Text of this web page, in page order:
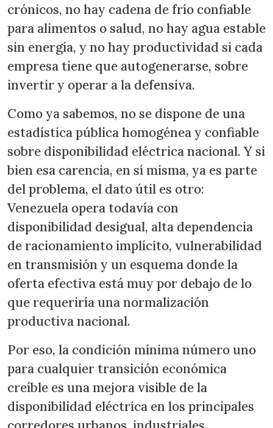
crónicos, no hay cadena de frío confiable
para alimentos o salud, no hay agua estable
sin energía, y no hay productividad si cada
empresa tiene que autogenerarse, sobre
invertir y operar a la defensiva.
Como ya sabemos, no se dispone de una
estadística pública homogénea y confiable
sobre disponibilidad eléctrica nacional. Y si
bien esa carencia, en sí misma, ya es parte
del problema, el dato útil es otro:
Venezuela opera todavía con
disponibilidad desigual, alta dependencia
de racionamiento implícito, vulnerabilidad
en transmisión y un esquema donde la
oferta efectiva está muy por debajo de lo
que requeriría una normalización
productiva nacional.
Por eso, la condición mínima número uno
para cualquier transición económica
creíble es una mejora visible de la
disponibilidad eléctrica en los principales